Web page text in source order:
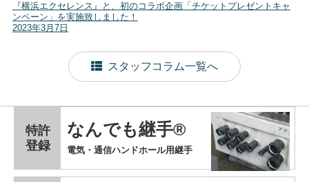
『横浜エクセレンス』と、初のコラボ企画「チケットプレゼントキャ
ンペーン」を実施致しました！
2023年3月7日
スタッフコラム一覧へ
なんでも継手®
特許
登録
電気・通信ハンドホール用継手